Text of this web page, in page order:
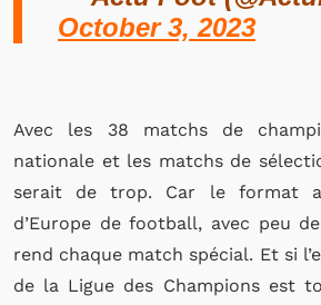
October 3, 2023
Avec les 38 matchs de
nationale et les matchs de
serait de trop. Car le format
d’Europe de football, avec peu
rend chaque match spécial. Et si
de la Ligue des Champions est